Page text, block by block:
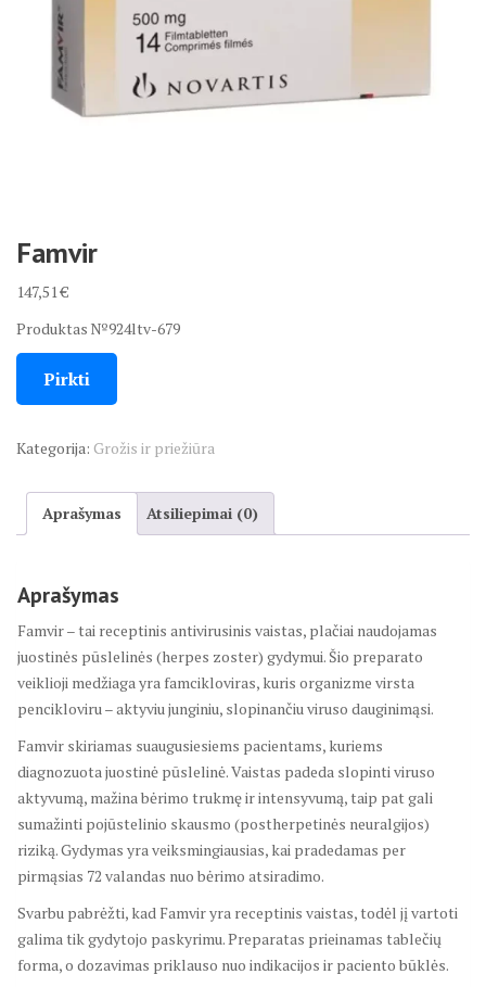
Famvir
147,51€
Produktas №924ltv-679
Pirkti
Kategorija: Grožis ir priežiūra
Aprašymas Atsiliepimai (0)
Aprašymas
Famvir – tai receptinis antivirusinis vaistas, plačiai naudojamas
juostinės pūslelinės (herpes zoster) gydymui. Šio preparato
veiklioji medžiaga yra famcikloviras, kuris organizme virsta
pencikloviru – aktyviu junginiu, slopinančiu viruso dauginimąsi.
Famvir skiriamas suaugusiesiems pacientams, kuriems
diagnozuota juostinė pūslelinė. Vaistas padeda slopinti viruso
aktyvumą, mažina bėrimo trukmę ir intensyvumą, taip pat gali
sumažinti pojūstelinio skausmo (postherpetinės neuralgijos)
riziką. Gydymas yra veiksmingiausias, kai pradedamas per
pirmąsias 72 valandas nuo bėrimo atsiradimo.
Svarbu pabrėžti, kad Famvir yra receptinis vaistas, todėl jį vartoti
galima tik gydytojo paskyrimu. Preparatas prieinamas tablečių
forma, o dozavimas priklauso nuo indikacijos ir paciento būklės.